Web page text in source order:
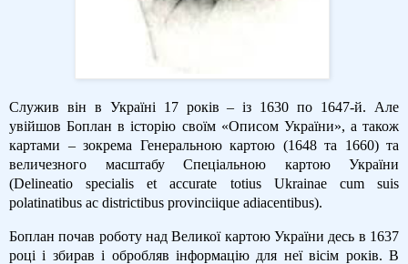
Служив він в Україні 17 років – із 1630 по 1647-й. Але
увійшов Боплан в історію своїм «Описом України», а також
картами – зокрема Генеральною картою (1648 та 1660) та
величезного масштабу Спеціальною картою України
(Delineatio specialis et accurate totius Ukrainae cum suis
polatinatibus ac districtibus provinciique adiacentibus).
Боплан почав роботу над Великої картою України десь в 1637
році і збирав і обробляв інформацію для неї вісім років. В